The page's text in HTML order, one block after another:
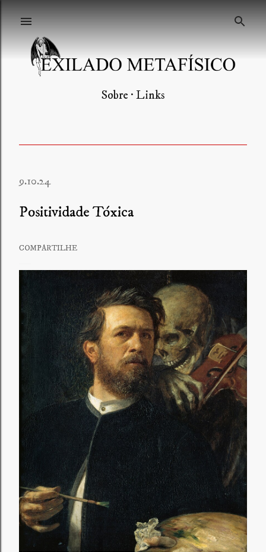
Pular para o conteúdo principal
Sobre Links
9.10.24
Positividade Tóxica
COMPARTILHE